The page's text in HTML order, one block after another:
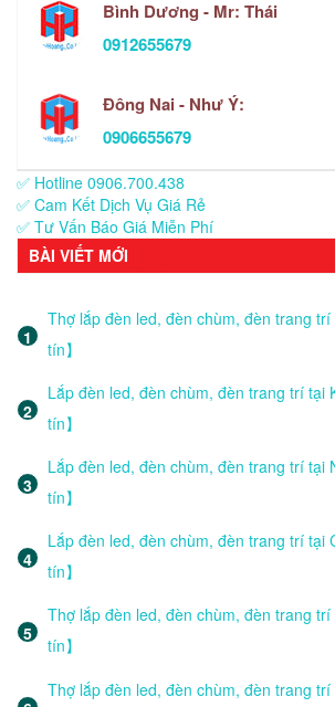
Bình Dương - Mr: Thái
0912655679
Đông Nai - Như Ý:
0906655679
✅ Hotline 0906.700.438
✅ Cam Kết Dịch Vụ Giá Rẻ
✅ Tư Vấn Báo Giá Miễn Phí
BÀI VIẾT MỚI
Thợ lắp đèn led, đèn chùm, đèn trang
tín】
Lắp đèn led, đèn chùm, đèn trang trí tại
tín】
Lắp đèn led, đèn chùm, đèn trang trí tại
tín】
Lắp đèn led, đèn chùm, đèn trang trí tại
tín】
Thợ lắp đèn led, đèn chùm, đèn trang trí
tín】
Thợ lắp đèn led, đèn chùm, đèn trang